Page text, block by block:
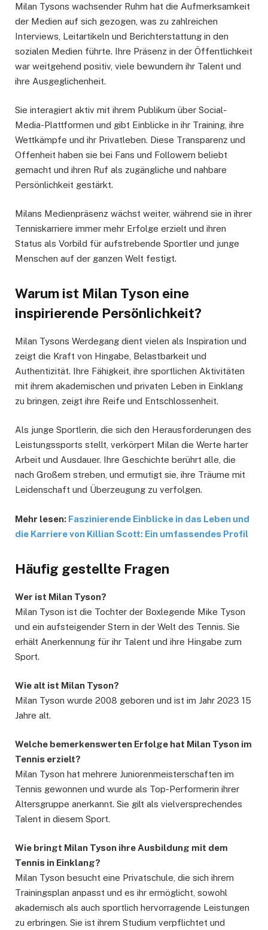
Milan Tysons wachsender Ruhm hat die Aufmerksamkeit
der Medien auf sich gezogen, was zu zahlreichen
Interviews, Leitartikeln und Berichterstattung in den
sozialen Medien führte. Ihre Präsenz in der Öffentlichkeit
war weitgehend positiv, viele bewundern ihr Talent und
ihre Ausgeglichenheit.
Sie interagiert aktiv mit ihrem Publikum über Social-
Media-Plattformen und gibt Einblicke in ihr Training, ihre
Wettkämpfe und ihr Privatleben. Diese Transparenz und
Offenheit haben sie bei Fans und Followern beliebt
gemacht und ihren Ruf als zugängliche und nahbare
Persönlichkeit gestärkt.
Milans Medienpräsenz wächst weiter, während sie in ihrer
Tenniskarriere immer mehr Erfolge erzielt und ihren
Status als Vorbild für aufstrebende Sportler und junge
Menschen auf der ganzen Welt festigt.
Warum ist Milan Tyson eine
inspirierende Persönlichkeit?
Milan Tysons Werdegang dient vielen als Inspiration und
zeigt die Kraft von Hingabe, Belastbarkeit und
Authentizität. Ihre Fähigkeit, ihre sportlichen Aktivitäten
mit ihrem akademischen und privaten Leben in Einklang
zu bringen, zeigt ihre Reife und Entschlossenheit.
Als junge Sportlerin, die sich den Herausforderungen des
Leistungssports stellt, verkörpert Milan die Werte harter
Arbeit und Ausdauer. Ihre Geschichte berührt alle, die
nach Großem streben, und ermutigt sie, ihre Träume mit
Leidenschaft und Überzeugung zu verfolgen.
Mehr lesen: Faszinierende Einblicke in das Leben und
die Karriere von Killian Scott: Ein umfassendes Profil
Häufig gestellte Fragen
Wer ist Milan Tyson?
Milan Tyson ist die Tochter der Boxlegende Mike Tyson
und ein aufsteigender Stern in der Welt des Tennis. Sie
erhält Anerkennung für ihr Talent und ihre Hingabe zum
Sport.
Wie alt ist Milan Tyson?
Milan Tyson wurde 2008 geboren und ist im Jahr 2023 15
Jahre alt.
Welche bemerkenswerten Erfolge hat Milan Tyson im
Tennis erzielt?
Milan Tyson hat mehrere Juniorenmeisterschaften im
Tennis gewonnen und wurde als Top-Performerin ihrer
Altersgruppe anerkannt. Sie gilt als vielversprechendes
Talent in diesem Sport.
Wie bringt Milan Tyson ihre Ausbildung mit dem
Tennis in Einklang?
Milan Tyson besucht eine Privatschule, die sich ihrem
Trainingsplan anpasst und es ihr ermöglicht, sowohl
akademisch als auch sportlich hervorragende Leistungen
zu erbringen. Sie ist ihrem Studium verpflichtet und